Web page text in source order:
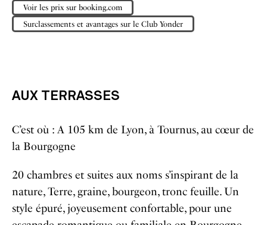
Voir les prix sur booking.com
Surclassements et avantages sur le Club Yonder
AUX TERRASSES
C’est où : A 105 km de Lyon, à Tournus, au cœur de
la Bourgogne
20 chambres et suites aux noms s’inspirant de la
nature, Terre, graine, bourgeon, tronc feuille. Un
style épuré, joyeusement confortable, pour une